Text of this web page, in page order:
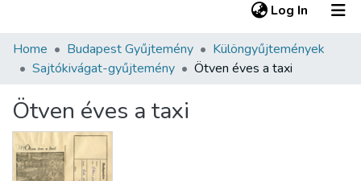
Log In (current)
Communities & Collections
Statistics
About us
Home Budapest Gyűjtemény
Különgyűjtemények
Sajtókivágat-gyűjtemény
Ötven éves a taxi
Ötven éves a taxi